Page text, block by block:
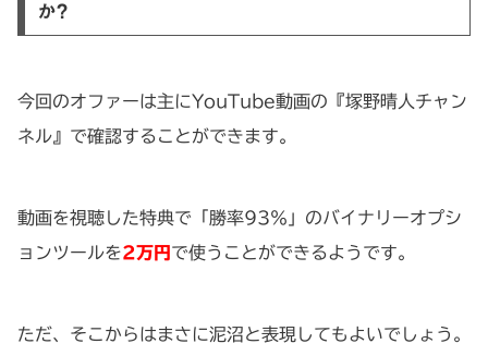
か?
今回のオファーは主にYouTube動画の『塚野晴人チャン
ネル』で確認することができます。
動画を視聴した特典で「勝率93％」のバイナリーオプシ
ョンツールを2万円 で使うことができるようです。
ただ、そこからはまさに泥沼と表現してもよいでしょう。